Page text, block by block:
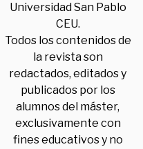
Universidad San Pablo
CEU.
Todos los contenidos de
la revista son
redactados, editados y
publicados por los
alumnos del máster,
exclusivamente con
fines educativos y no